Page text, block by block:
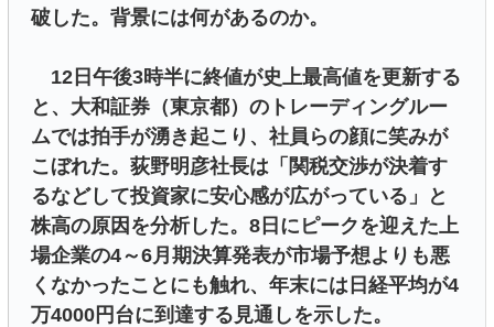
破した。背景には何があるのか。
12日午後3時半に終値が史上最高値を更新する
と、大和証券（東京都）のトレーディングルー
ムでは拍手が湧き起こり、社員らの顔に笑みが
こぼれた。荻野明彦社長は「関税交渉が決着す
るなどして投資家に安心感が広がっている」と
株高の原因を分析した。8日にピークを迎えた上
場企業の4～6月期決算発表が市場予想よりも悪
くなかったことにも触れ、年末には日経平均が4
万4000円台に到達する見通しを示した。